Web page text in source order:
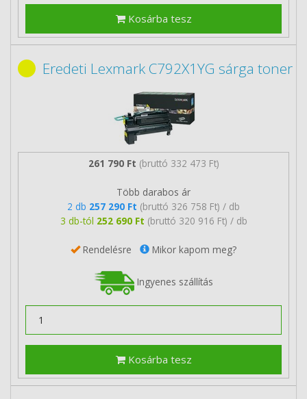
Kosárba tesz
Eredeti Lexmark C792X1YG sárga toner
261 790 Ft (bruttó 332 473 Ft)
Több darabos ár
2 db 257 290 Ft (bruttó 326 758 Ft) / db
3 db-tól 252 690 Ft (bruttó 320 916 Ft) / db
Rendelésre Mikor kapom meg?
Ingyenes szállítás
Kosárba tesz